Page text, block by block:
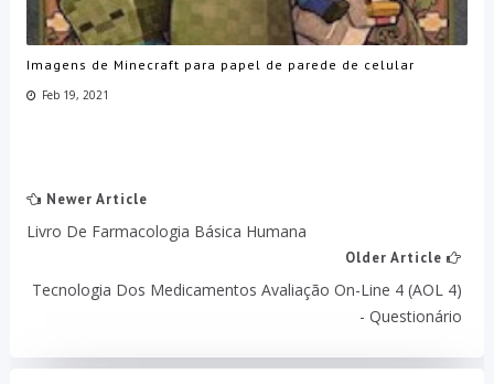
Imagens de Minecraft para papel de parede de celular
Feb 19, 2021
Newer Article
Livro De Farmacologia Básica Humana
Older Article
Tecnologia Dos Medicamentos Avaliação On-Line 4 (AOL 4)
- Questionário